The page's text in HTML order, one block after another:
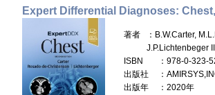
Expert Differential Diagnoses:
著者
：B.W.Carter,
J.P.Lichtenbeger III
ISBN
：978-0-323-
出版社
：
出版年
：2020年